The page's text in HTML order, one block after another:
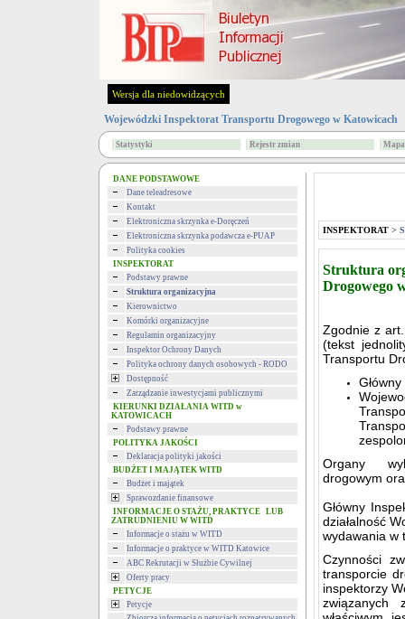
Wersja dla niedowidzących
Wojewódzki Inspektorat Transportu Drogowego w Katowicach
Statystyki Rejestr zmian
DANE PODSTAWOWE
Dane teleadresowe
Kontakt
Elektroniczna skrzynka e-Doręczeń
Elektroniczna skrzynka podawcza e-PUAP
Polityka cookies
INSPEKTORAT
Podstawy prawne
Struktura organizacyjna
Kierownictwo
Komórki organizacyjne
Regulamin organizacyjny
Inspektor Ochrony Danych
Polityka ochrony danych osobowych - RODO
Dostępność
Zarządzanie inwestycjami publicznymi
KIERUNKI DZIAŁANIA WITD w
KATOWICACH
Podstawy prawne
POLITYKA JAKOŚCI
Deklaracja polityki jakości
BUDŻET I MAJĄTEK WITD
Budżet i majątek
Sprawozdanie finansowe
INFORMACJE O STAŻU, PRAKTYCE LUB
ZATRUDNIENIU W WITD
Informacje o stażu w WITD
Informacje o praktyce w WITD Katowice
ABC Rekrutacji w Służbie Cywilnej
Oferty pracy
PETYCJE
Petycje
INSPEKTORAT >
Struktura
Drogowego
Zgodnie z
(tekst
Transportu
Organy
drogowym
Główny
działalność
wydawania w
Czynności
transporcie
inspektorzy
związanych